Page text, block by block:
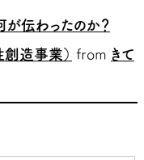
伝わったのか？
造事業） from きて